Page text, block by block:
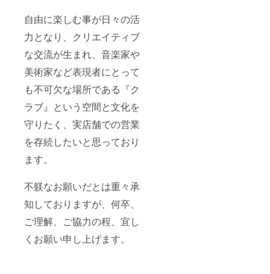
自由に楽しむ事が日々の活
力となり、クリエイティブ
な交流が生まれ、音楽家や
美術家など表現者にとって
も不可欠な場所である『ク
ラブ』という空間と文化を
守りたく、実店舗での営業
を存続したいと思っており
ます。
不躾なお願いだとは重々承
知しておりますが、何卒、
ご理解、ご協力の程、宜し
くお願い申し上げます。